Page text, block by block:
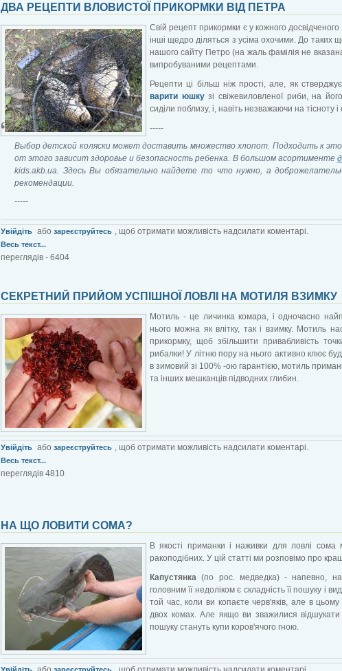
ДВА РЕЦЕПТИ ВЛОВИСТОЇ ПРИКОРМКИ ВІД ПЕТРА
Свій рецепт прикормки є у кожного
інші щедро діляться з усіма охочими. До таких
нашого сайту Петро (на жаль фамілія не
випробуваними рецептами.
Рецепти ці більш ніж прості, але, як
варити юшкузі свіжевиловленої риби, на
сиділи поблизу, і, навіть незважаючи на тісноту
-----
Выбор детской коляски может доставить множество хлопот. Подходить к
от этого зависит здоровье и безопасность ребенка. В большом асортименте
kids.akb.ua. Здесь Вы обязательно найдете то что нужно, а
рекомендации.
-----
Увійдіть або зареєструйтесь , щоб отримати можливість надсилати коментарі.
Весь текст...
переглядів - 6404
СЕКРЕТНИЙ ПРИЙОМ УСПІШНОЇ ЛОВЛІ НА МОТИЛЯ ВЗИМКУ
Мотиль - це личинка комара, і одночасно
нього можна як влітку, так і взимку. Мотиль
прикормку, щоб збільшити привабливість
рибалки! У літню пору на нього активно клює
в зимовий зі 100% -ою гарантією, мотиль
та інших мешканців підводних глибин.
Увійдіть або зареєструйтесь , щоб отримати можливість надсилати коментарі.
Весь текст...
переглядів 4810
НА ЩО ЛОВИТИ СОМА?
В якості приманки і наживки для ловлі сома
ракоподібних. У цій статті ми розповімо про
Капустянка (по рос. медведка) - напевно,
головним її недоліком є ​​складність її пошуку і
той час, коли ви копаєте черв'яків, але в
двох комах. Але якщо ви зважилися
пошуку стануть купи коров'ячого гною.